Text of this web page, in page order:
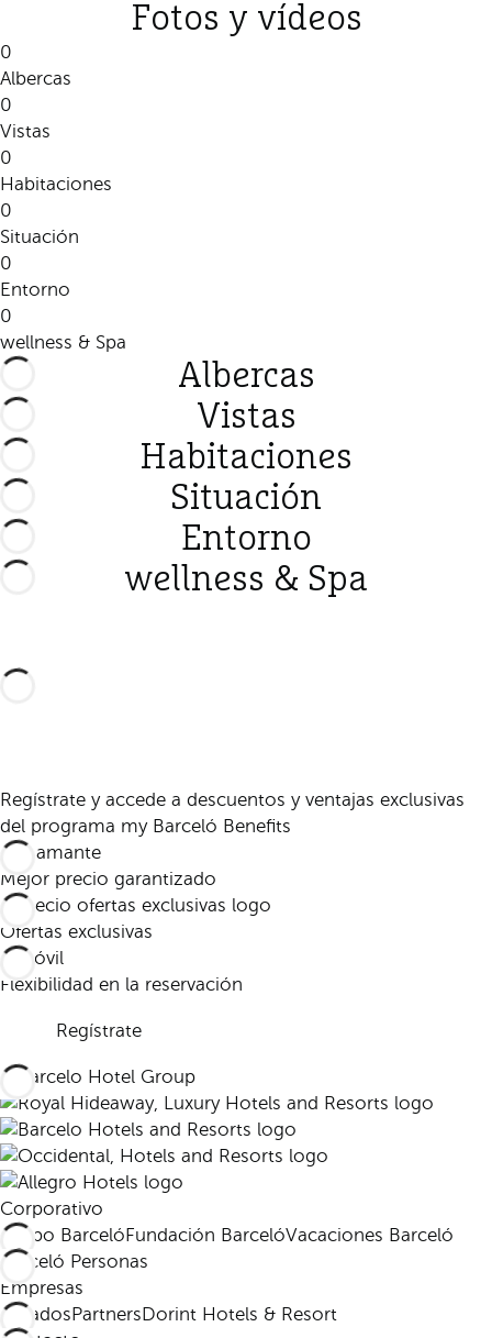
Fotos y vídeos
0
Albercas
0
Vistas
0
Habitaciones
0
Situación
0
Entorno
0
wellness & Spa
Albercas
Vistas
Habitaciones
Situación
Entorno
wellness & Spa
Regístrate y accede a descuentos y ventajas exclusivas
del programa my Barceló Benefits
Mejor precio garantizado
Ofertas exclusivas
Flexibilidad en la reservación
Regístrate
Corporativo
Grupo Barceló Fundación BarcelóVacaciones Barceló
Barceló Personas
Empresas
Afiliados Partners Dorint Hotels & Resort